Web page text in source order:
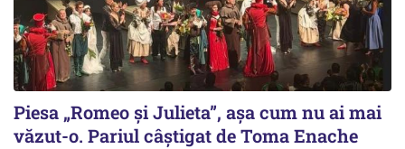
Piesa „Romeo și Julieta”, așa cum nu ai mai
văzut-o. Pariul câștigat de Toma Enache